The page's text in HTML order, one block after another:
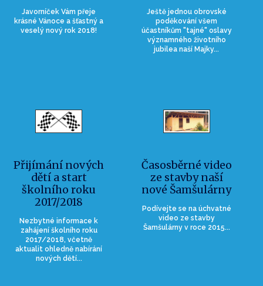
Javorníček Vám přeje
krásné Vánoce a šťastný a
veselý nový rok 2018!
Ještě jednou obrovské
poděkování všem
účastníkům "tajné" oslavy
významného životního
jubilea naší Majky...
Přijímání nových
dětí a start
školního roku
2017/2018
Nezbytné informace k
zahájení školního roku
2017/2018, včetně
aktualit ohledně nabírání
nových dětí...
Časosběrné video
ze stavby naší
nové Šamšulárny
Podívejte se na úchvatné
video ze stavby
Šamšulárny v roce 2015...